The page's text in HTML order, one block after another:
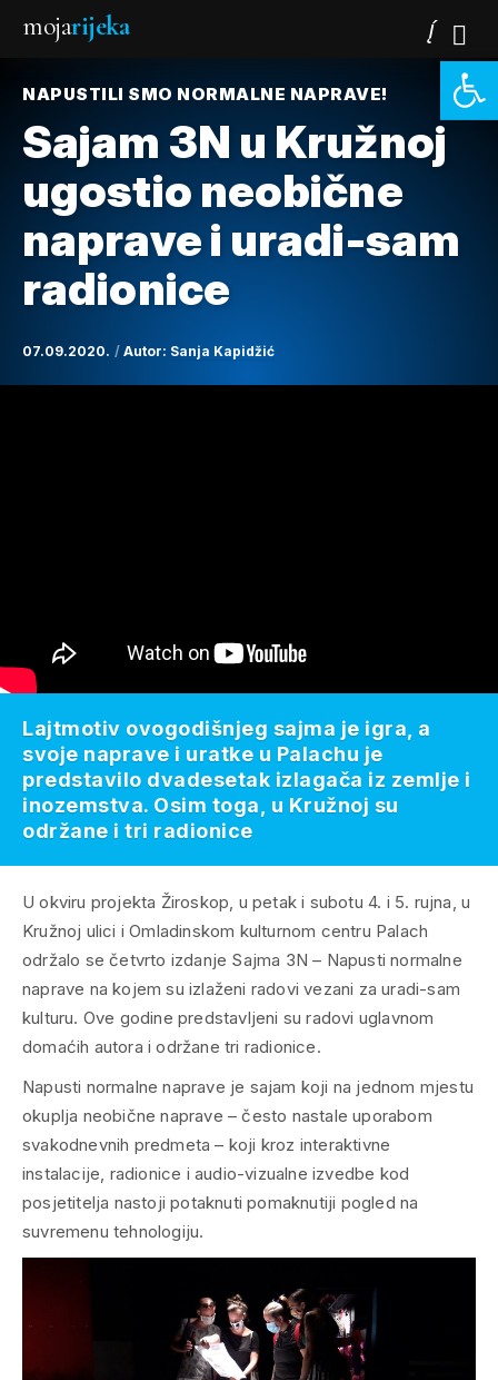
mojarijeka
NAPUSTILI SMO NORMALNE NAPRAVE!
Sajam 3N u Kružnoj
ugostio neobične
naprave i uradi-sam
radionice
07.09.2020. Autor: Sanja Kapidžić
U okviru projekta Žiroskop, u petak i subotu 4. i 5. rujna, u
Kružnoj ulici i Omladinskom kulturnom centru Palach
održalo se četvrto izdanje Sajma 3N – Napusti normalne
naprave na kojem su izlaženi radovi vezani zauradi-sam
kulturu. Ove godine predstavljeni su radovi uglavnom
domaćih autora i održane tri radionice.
Napusti normalne naprave je sajam koji na jednom mjestu
okuplja neobične naprave – često nastale uporabom
svakodnevnih predmeta – koji kroz interaktivne
instalacije, radionice i audio-vizualne izvedbe kod
posjetitelja nastoji potaknuti pomaknutiji pogled na
suvremenu tehnologiju.
Lajtmotiv ovogodišnjeg sajma je igra, a
svoje naprave i uratke u Palachu je
predstavilo dvadesetak izlagača iz zemlje i
inozemstva. Osim toga, u Kružnoj su
održane i tri radionice